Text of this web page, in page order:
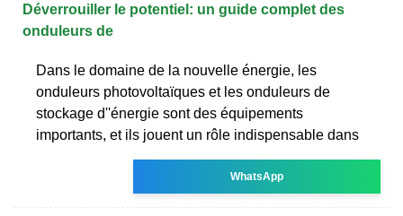
Déverrouiller le potentiel: un guide complet des
onduleurs de
Dans le domaine de la nouvelle énergie, les
onduleurs photovoltaïques et les onduleurs de
stockage d''énergie sont des équipements
importants, et ils jouent un rôle indispensable dans
WhatsApp